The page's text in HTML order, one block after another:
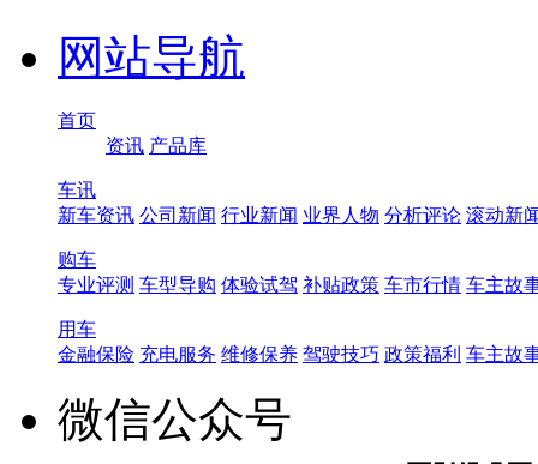
网站导航
首页
资讯 产品库
车讯
新车资讯 公司新闻 行业新闻 业界人物 分析评论 滚动新
购车
专业评测 车型导购 体验试驾 补贴政策 车市行情 车主故
用车
金融保险 充电服务 维修保养 驾驶技巧 政策福利 车主故
微信公众号